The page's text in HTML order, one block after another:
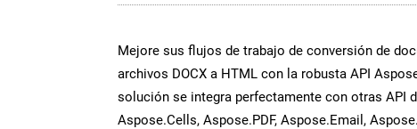
Mejore sus flujos de trabajo de conversión de
archivos DOCX a HTML con la robusta API
solución se integra perfectamente con otras API
Aspose.Cells, Aspose.PDF, Aspose.Email,